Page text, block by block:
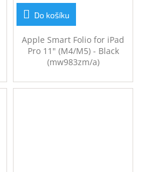
Do košíku
Apple Smart Folio for iPad
Pro 11" (M4/M5) - Black
(mw983zm/a)